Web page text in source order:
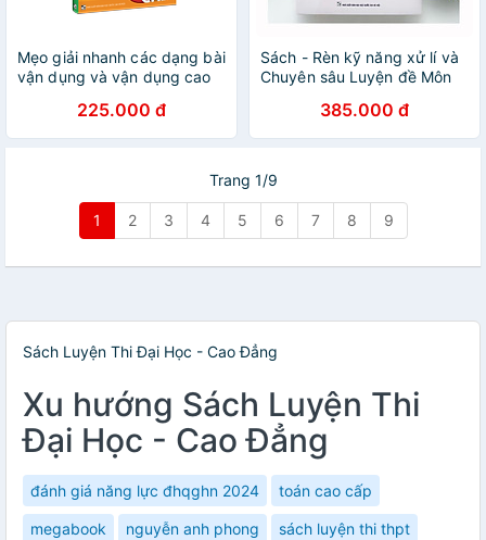
Mẹo giải nhanh các dạng bài
vận dụng và vận dụng cao
225.000 đ
Sách - Rèn kỹ năng xử lí và
Chuyên sâu Luyện đề Môn
THPT Chương trình GDPT
2018 (Cô Trần Thùy Dương)
385.000 đ
Trang 1/9
1 2 3 4 5 6 7 8 9
Sách Luyện Thi Đại Học - Cao Đẳng
Xu hướng Sách Luyện Thi
Đại Học - Cao Đẳng
đánh giá năng lực đhqghn 2024 toán cao cấp
megabook nguyễn anh phong sách luyện thi thpt